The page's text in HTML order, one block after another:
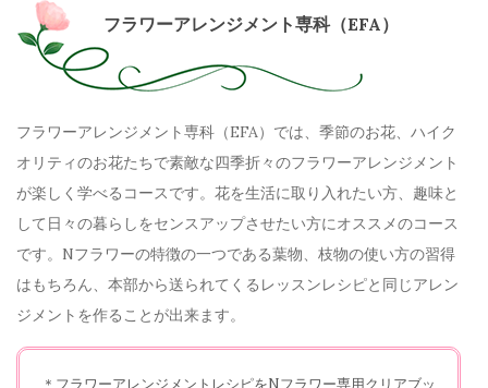
フラワーアレンジメント専科（EFA ）
フラワーアレンジメント専科（EFA）では、季節のお花、ハイク
オリティのお花たちで素敵な四季折々のフラワーアレンジメント
が楽しく学べるコースです。花を生活に取り入れたい方、趣味と
して日々の暮らしをセンスアップさせたい方にオススメのコース
です。 Nフラワーの特徴の一つである葉物、枝物の使い方の習得
はもちろん、本部から送られてくるレッスンレシピと同じアレン
ジメントを作ることが出来ます。
＊フラワーアレンジメントレシピをNフラワー専用クリアブッ